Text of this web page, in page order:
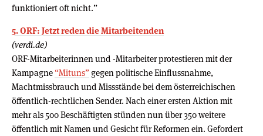
funktioniert oft nicht.”
5. ORF: Jetzt reden die Mitarbeitenden
(verdi.de)
ORF-Mitarbeiterinnen und -Mitarbeiter protestieren mit der
Kampagne “Mituns”gegen politische Einflussnahme,
Machtmissbrauch und Missstände bei dem österreichischen
öffentlich-rechtlichen Sender. Nach einer ersten Aktion mit
mehr als 500 Beschäftigten stünden nun über 350 weitere
öffentlich mit Namen und Gesicht für Reformen ein. Gefordert